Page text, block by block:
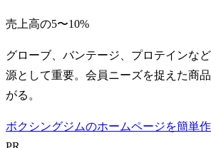
売上高の5〜10%
グローブ、バンテージ、プロテインな
源として重要。会員ニーズを捉えた商
がる。
ボクシングジムのホームページを簡単